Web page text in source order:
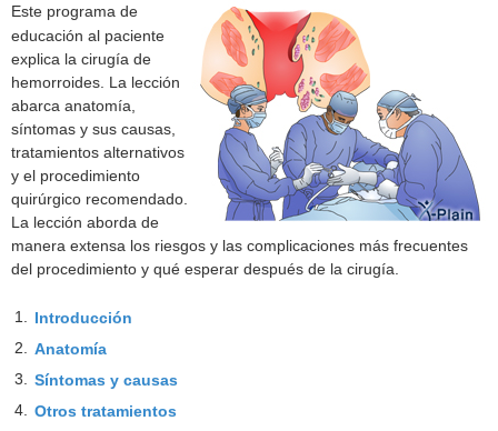
Este programa de
educación al paciente
explica la cirugía de
hemorroides. La lección
abarca anatomía,
síntomas y sus causas,
tratamientos alternativos
y el procedimiento
quirúrgico recomendado.
La lección aborda de
manera extensa los riesgos y las complicaciones más frecuentes
del procedimiento y qué esperar después de la cirugía.
1. Introducción
2. Anatomía
3. Síntomas y causas
4. Otros tratamientos